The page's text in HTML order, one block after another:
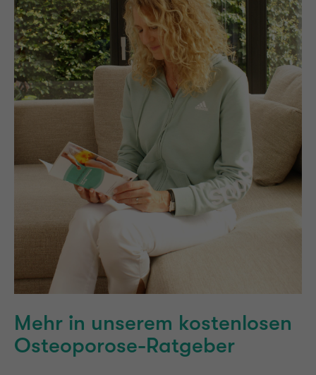
Mehr in unserem kostenlosen
Osteoporose-Ratgeber